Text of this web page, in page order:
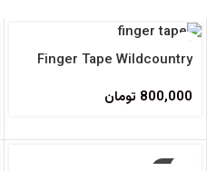
Finger Tape Wildcountry
800,000 تومان